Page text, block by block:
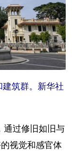
筑群。新华社
过修旧如旧与
视觉和感官体